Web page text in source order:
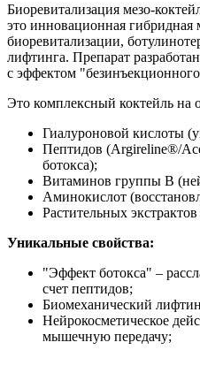
Биоревитализация мезо-
это инновационная
биоревитализации,
лифтинга. Препарат
с эффектом
Это комплексный коктейль на
Гиалуроновой кислоты
Пептидов (Argireline®/
ботокса);
Витаминов группы B
Аминокислот
Растительных экстрактов
Уникальные свойства:
"Эффект ботокса" –
счет пептидов;
Биомеханический
Нейрокосметическое
мышечную передачу;